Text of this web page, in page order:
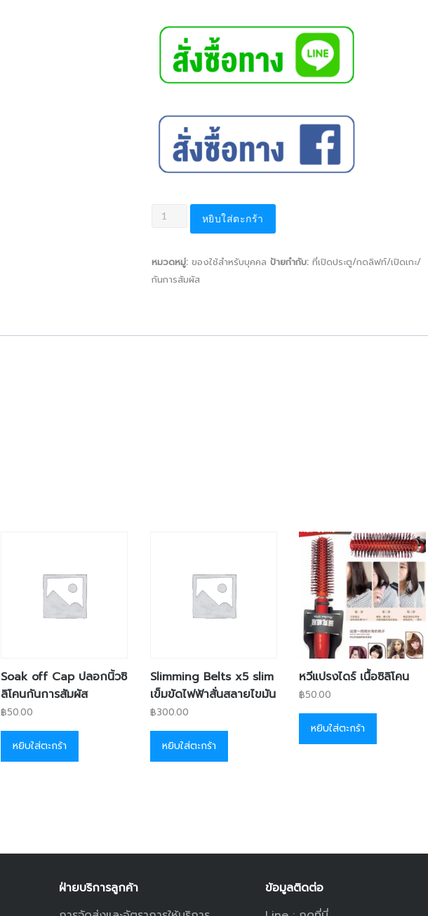
หยิบใส่ตะกร้า
หมวดหมู่:ของใช้สำหรับบุคคล ป้ายกำกับ:ที่เปิดประตู/กดลิฟท์/เปิดเกะ/
กันการสัมผัส
Soak off Cap ปลอกนิ้วซิ
ลิโคนกันการสัมผัส
฿50.00
หยิบใส่ตะกร้า
Slimming Belts x5 slim
เข็มขัดไฟฟ้าสั่นสลายไขมัน
฿300.00
หยิบใส่ตะกร้า
หวีแปรงไดร์ เนื้อซิลิโคน
฿50.00
หยิบใส่ตะกร้า
ฝ่ายบริการลูกค้า
ข้อมูลติดต่อ